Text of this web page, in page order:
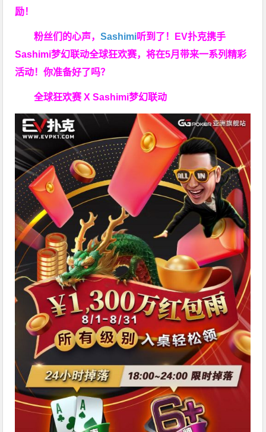
励！
粉丝们的心声，Sashimi听到了！EV扑克携手
Sashimi梦幻联动全球狂欢赛，将在5月带来一系列精彩
活动！你准备好了吗？
全球狂欢赛 X Sashimi梦幻联动